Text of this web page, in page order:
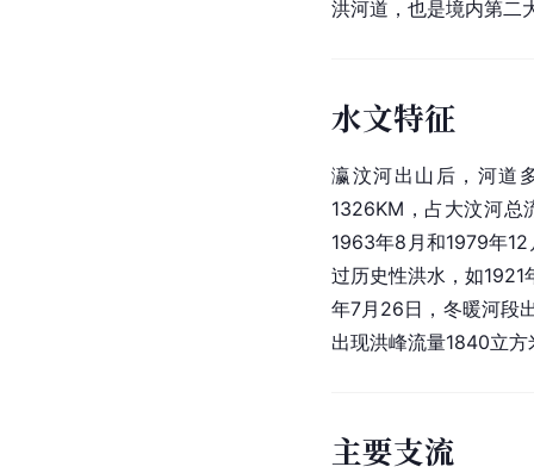
洪河道，也是境内第二
水文特征
瀛汶河出山后，河道
1326KM，占大汶河总
1963年8月和1979年
过历史性洪水，如
年7月26日，冬暖河段
出现洪峰流量1840立
主要支流